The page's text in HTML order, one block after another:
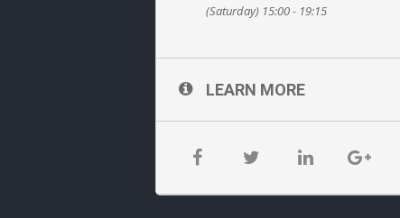
(Saturday) 15:00 - 19:15
LEARN MORE